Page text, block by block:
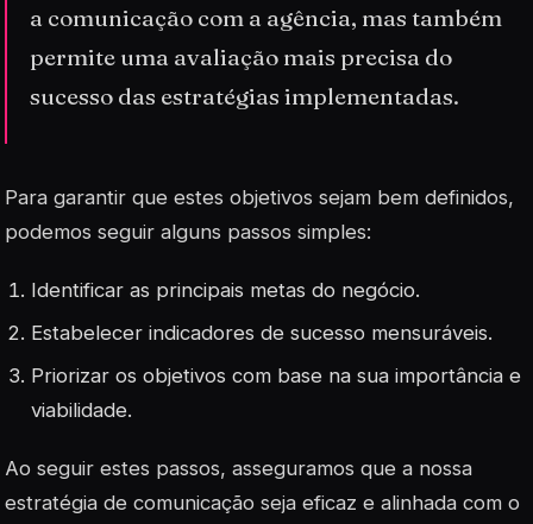
a comunicação com a agência, mas também
permite uma avaliação mais precisa do
sucesso das estratégias implementadas.
Para garantir que estes objetivos sejam bem definidos,
podemos seguir alguns passos simples:
Identificar as principais metas do negócio.
Estabelecer indicadores de sucesso mensuráveis.
Priorizar os objetivos com base na sua importância e
viabilidade.
Ao seguir estes passos, asseguramos que a nossa
estratégia de comunicação seja eficaz e alinhada com o